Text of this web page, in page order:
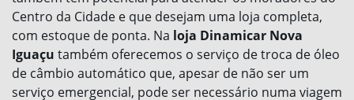
Centro da Cidade e que desejam uma loja completa,
com estoque de ponta. Na loja Dinamicar Nova
Iguaçu também oferecemos o serviço de troca de óleo
de câmbio automático que, apesar de não ser um
serviço emergencial, pode ser necessário numa viagem